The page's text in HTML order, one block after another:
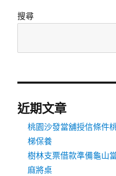
搜尋
近期文章
桃園沙發當舖授信條件
梯保養
樹林支票借款準備龜山
麻將桌